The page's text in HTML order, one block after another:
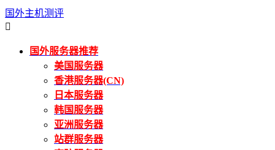
国外主机测评

国外服务器推荐
美国服务器
香港服务器(CN)
日本服务器
韩国服务器
亚洲服务器
站群服务器